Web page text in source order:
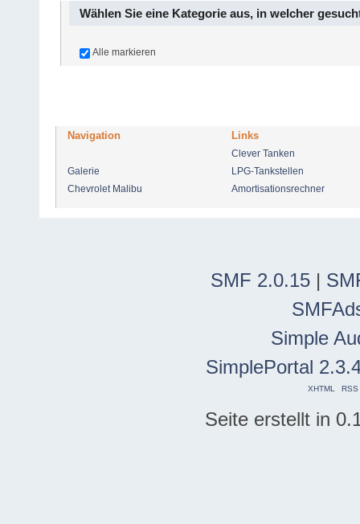
Wählen Sie eine Kategorie aus, in welcher
Alle markieren
Navigation Links
Clever Tanken
Galerie
LPG-Tankstellen
Chevrolet Malibu
Amortisationsrechner
SMF 2.0.15 |
Simple
SimplePortal
XHTML RSS
Seite erstellt in